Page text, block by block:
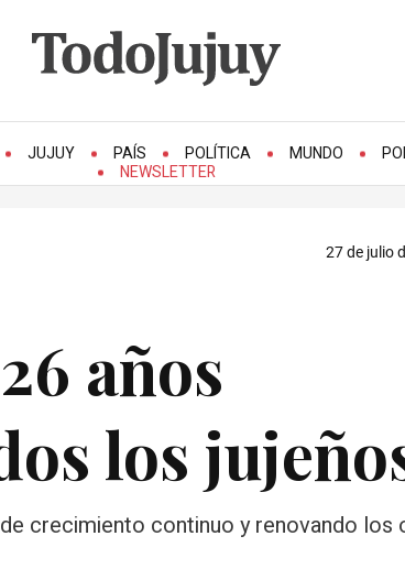
JUJUY PAÍS POLÍTICA MUNDO
NEWSLETTER
27 de julio
años
los
crecimiento continuo y renovando los